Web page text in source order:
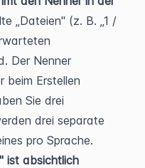
„Dateien" (z. B. „1 /
Der Nenner
beim Erstellen
Sie drei
drei separate
pro Sprache.
ist absichtlich